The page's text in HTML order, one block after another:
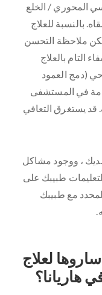
المحوري / الخلع
بالنسبة للعلاج
ملاحظة التحسن
التام بالعلاج
(دمج العمود
في المستشفى
قد يستغرق التعافي
، ووجود مشاكل
طبيبك على
مع طبيبك
لعلاج
هاريانا؟